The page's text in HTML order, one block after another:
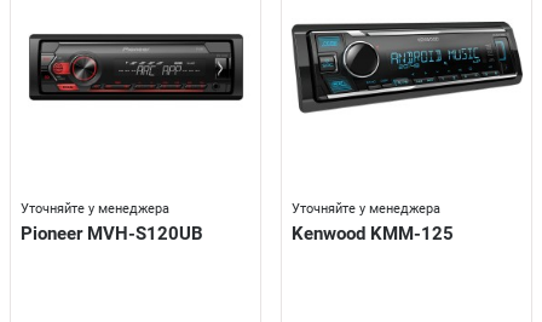
Уточняйте у менеджера
Pioneer MVH-S120UB
Уточняйте у менеджера
Kenwood KMM-125